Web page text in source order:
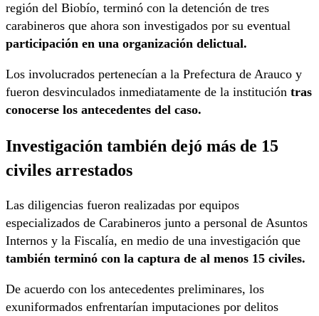
región del Biobío, terminó con la detención de tres
carabineros que ahora son investigados por su eventual
participación en una organización delictual.
Los involucrados pertenecían a la Prefectura de Arauco y
fueron desvinculados inmediatamente de la institución tras
conocerse los antecedentes del caso.
Investigación también dejó más de 15
civiles arrestados
Las diligencias fueron realizadas por equipos
especializados de Carabineros junto a personal de Asuntos
Internos y la Fiscalía, en medio de una investigación que
también terminó con la captura de al menos 15 civiles.
De acuerdo con los antecedentes preliminares, los
exuniformados enfrentarían imputaciones por delitos